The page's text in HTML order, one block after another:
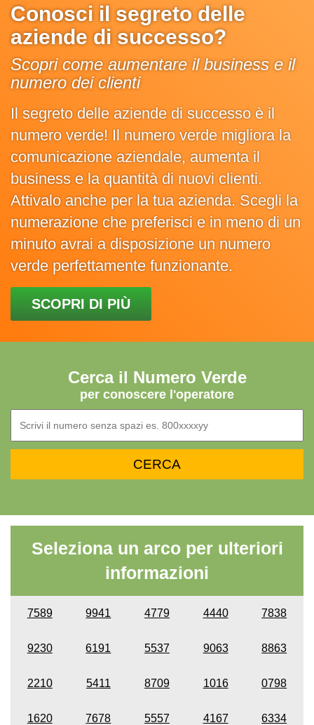
Conosci il segreto delle
aziende di successo?
Scopri come aumentare il business e il
numero dei clienti
Il segreto delle aziende di successo è il
numero verde! Il numero verde migliora la
comunicazione aziendale, aumenta il
business e la quantità di nuovi clienti.
Attivalo anche per la tua azienda. Scegli la
numerazione che preferisci e in meno di un
minuto avrai a disposizione un numero
verde perfettamente funzionante.
SCOPRI DI PIÙ
Cerca il Numero Verde
per conoscere l'operatore
Seleziona un arco per ulteriori
informazioni
7589 9941 4779 4440 7838
9230 6191 5537 9063 8863
2210 5411 8709 1016 0798
1620 7678 5557 4167 6334